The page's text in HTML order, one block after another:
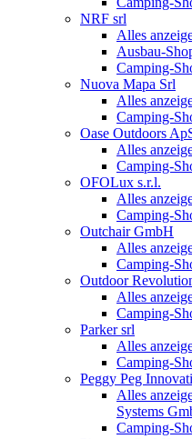
NRF srl
Alles
Ausbau-
Camping-
Nuova Mapa Srl
Alles
Camping-
Oase Outdoors
Alles
Camping-
OFOLux s.r.l.
Alles
Camping-
Outchair GmbH
Alles
Camping-
Outdoor
Alles
Camping-
Parker srl
Alles
Camping-
Peggy Peg
Alles
Systems
Camping-